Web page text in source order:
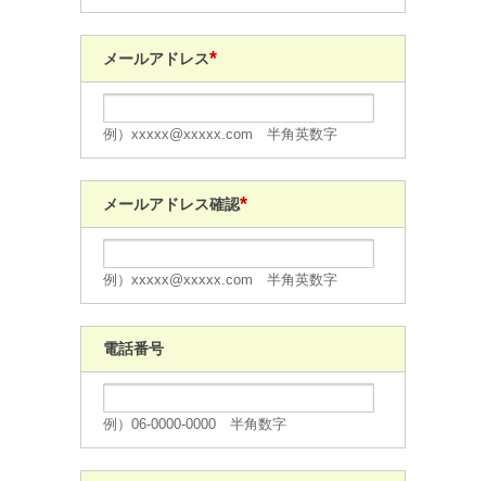
メールアドレス*
例）xxxxx@xxxxx.com 半角英数字
メールアドレス確認*
例）xxxxx@xxxxx.com 半角英数字
電話番号
例）06-0000-0000 半角数字